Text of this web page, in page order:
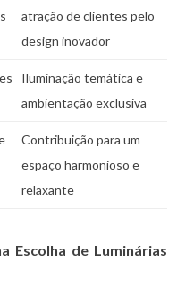
atração de clientes pelo
design inovador
Iluminação temática e
ambientação exclusiva
Contribuição para um
espaço harmonioso e
relaxante
Escolha de Luminárias